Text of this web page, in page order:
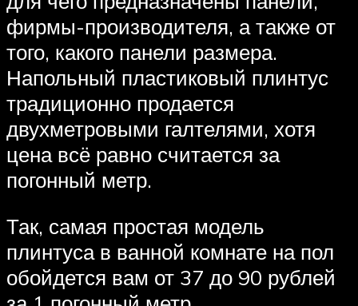
фирмы-производителя, а также от
того, какого панели размера.
Напольный пластиковый плинтус
традиционно продается
двухметровыми галтелями, хотя
цена всё равно считается за
погонный метр.
Так, самая простая модель
плинтуса в ванной комнате на пол
обойдется вам от 37 до 90 рублей